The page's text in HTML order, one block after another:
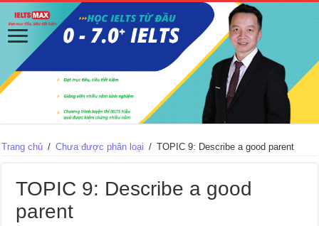
Trang chủ / Chưa được phân loại / TOPIC 9: Describe a good parent
TOPIC 9: Describe a good
parent